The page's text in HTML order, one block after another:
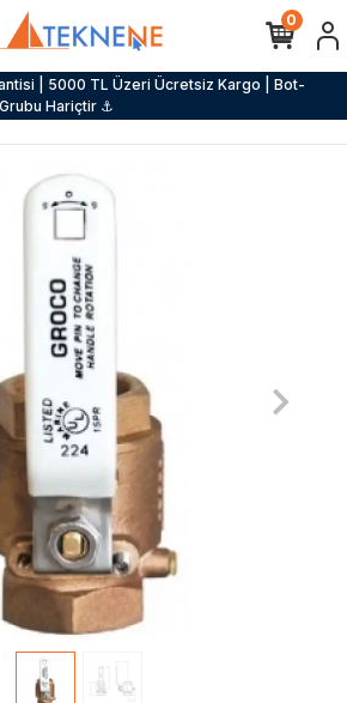
| 5000 TL Üzeri Ücretsiz Kargo | Bot-
Hariçtir ⚓
0